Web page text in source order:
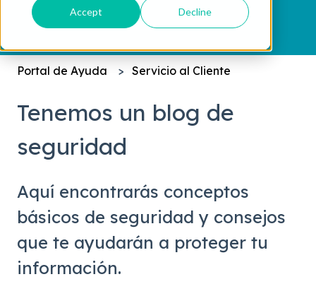
Accept Decline
Portal de Ayuda Servicio al Cliente
Tenemos un blog de
seguridad
Aquí encontrarás conceptos
básicos de seguridad y consejos
que te ayudarán a proteger tu
información.